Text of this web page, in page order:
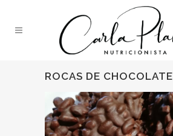
ROCAS DE CHOCOLATE